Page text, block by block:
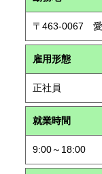
〒463-0067 愛
雇用形態
正社員
就業時間
9:00～18:00